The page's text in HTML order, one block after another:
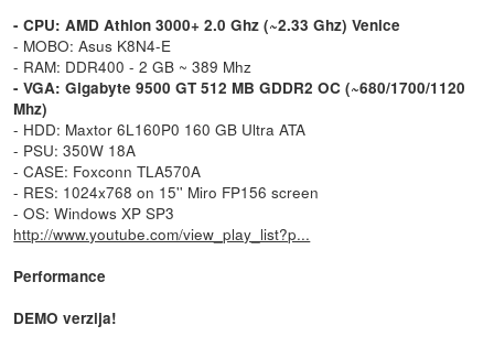
- CPU: AMD Athlon 3000+ 2.0 Ghz (~2.33 Ghz) Venice
- MOBO: Asus K8N4-E
- RAM: DDR400 - 2 GB ~ 389 Mhz
- VGA: Gigabyte 9500 GT 512 MB GDDR2 OC (~680/1700/1120
Mhz)
- HDD: Maxtor 6L160P0 160 GB Ultra ATA
- PSU: 350W 18A
- CASE: Foxconn TLA570A
- RES: 1024x768 on 15'' Miro FP156 screen
- OS: Windows XP SP3
http://www.youtube.com/view_play_list?p...
Performance
DEMO verzija!